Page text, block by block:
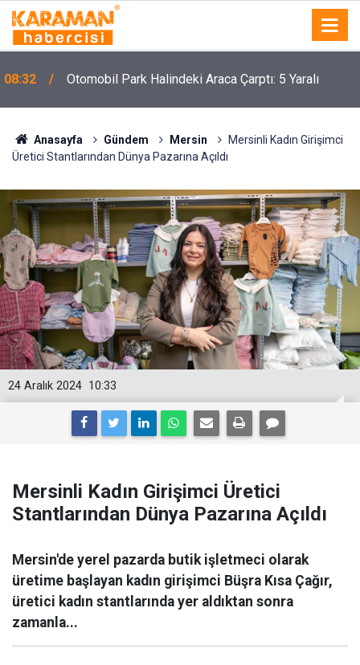
08:32 Otomobil Park Halindeki Araca Çarptı: 5 Yaralı
Anasayfa Gündem Mersin
Mersinli Kadın Girişimci
Üretici Stantlarından Dünya Pazarına Açıldı
10:33
24 Aralık 2024
Mersinli Kadın Girişimci Üretici
Stantlarından Dünya Pazarına Açıldı
Mersin'de yerel pazarda butik işletmeci olarak
üretime başlayan kadın girişimci Büşra Kısa Çağır,
üretici kadın stantlarında yer aldıktan sonra
zamanla...